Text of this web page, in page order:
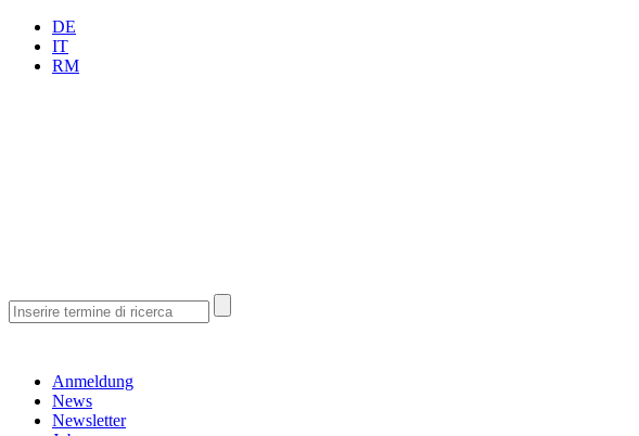
DE
IT
RM
Anmeldung
News
Newsletter